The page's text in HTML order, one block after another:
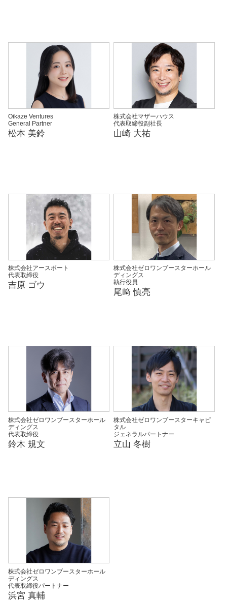
Oikaze Ventures
General Partner
松本 美鈴
株式会社マザーハウス
代表取締役副社長
山崎 大祐
株式会社アースボート
代表取締役
吉原 ゴウ
株式会社ゼロワンブースターホール
ディングス
執行役員
尾﨑 慎亮
株式会社ゼロワンブースターホール
ディングス
代表取締役
鈴木 規文
株式会社ゼロワンブースターキャピ
タル
ジェネラルパートナー
立山 冬樹
株式会社ゼロワンブースターホール
ディングス
代表取締役パートナー
浜宮 真輔